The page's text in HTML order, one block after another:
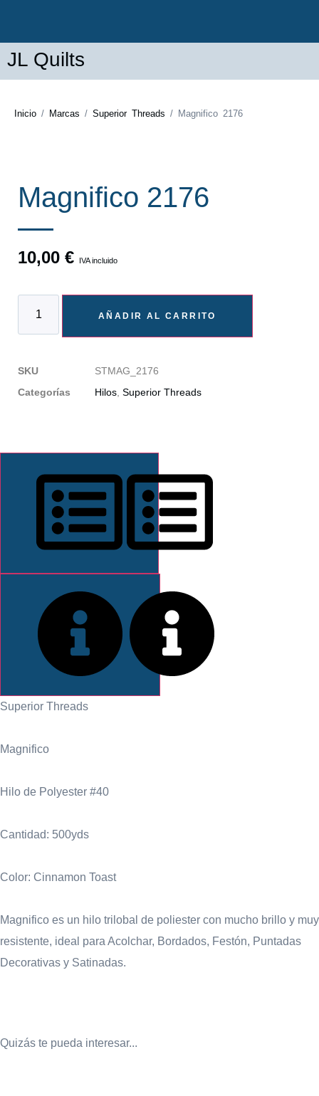
JL Quilts
Inicio / Marcas / Superior Threads / Magnifico 2176
Magnifico 2176
10,00 € IVA incluido
AÑADIR AL CARRITO
SKU
STMAG_2176
Categorías
Hilos Superior Threads
Superior Threads
Magnifico
Hilo de Polyester #40
Cantidad: 500yds
Color: Cinnamon Toast
Magnifico es un hilo trilobal de poliester con mucho brillo y muy
resistente, ideal para Acolchar, Bordados, Festón, Puntadas
Decorativas y Satinadas.
Quizás te pueda interesar...